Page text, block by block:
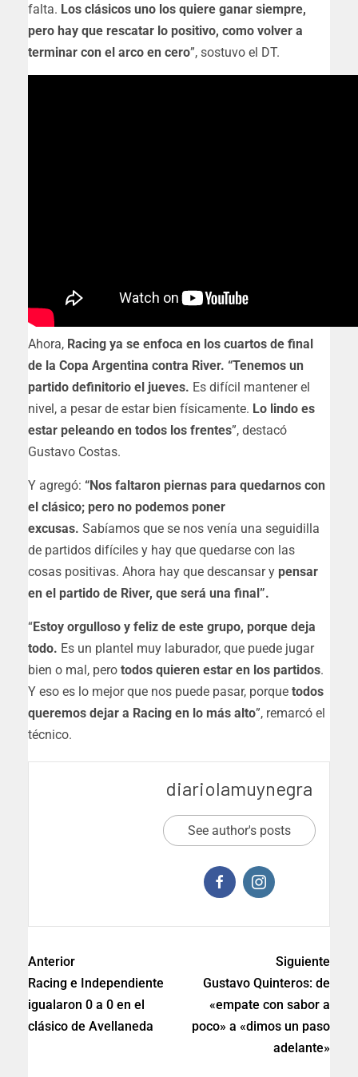
falta. Los clásicos uno los quiere ganar siempre,
pero hay que rescatar lo positivo, como volver a
terminar con el arco en cero”, sostuvo el DT.
Ahora, Racing ya se enfoca en los cuartos de final
de la Copa Argentina contra River. “Tenemos un
partido definitorio el jueves. Es difícil mantener el
nivel, a pesar de estar bien físicamente. Lo lindo es
estar peleando en todos los frentes”, destacó
Gustavo Costas.
Y agregó: “Nos faltaron piernas para quedarnos con
el clásico; pero no podemos poner
excusas. Sabíamos que se nos venía una seguidilla
de partidos difíciles y hay que quedarse con las
cosas positivas. Ahora hay que descansar y pensar
en el partido de River, que será una final”.
“Estoy orgulloso y feliz de este grupo, porque deja
todo. Es un plantel muy laburador, que puede jugar
bien o mal, pero todos quieren estar en los partidos.
Y eso es lo mejor que nos puede pasar, porque todos
queremos dejar a Racing en lo más alto”, remarcó el
técnico.
diariolamuynegra
See author's posts
Anterior
Racing e Independiente
igualaron 0 a 0 en el
clásico de Avellaneda
Siguiente
Gustavo Quinteros: de
«empate con sabor a
poco» a «dimos un paso
adelante»